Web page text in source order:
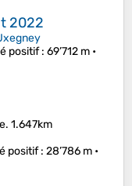
2022
positif: 69’712 m •
1.647km
positif: 28’786 m •